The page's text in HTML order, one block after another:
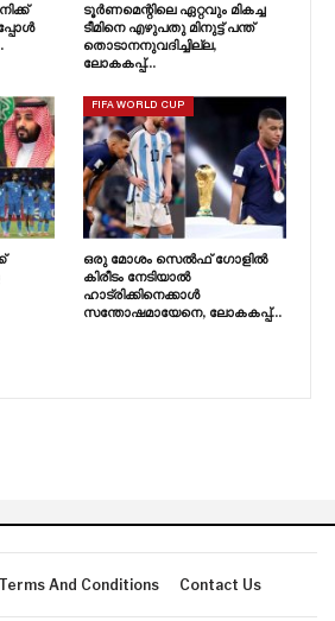
ടൂർണമെന്റിലെ ഏറ്റവും മികച്ച
ടീമിനെ എഴുപതു മിനുട്ട് പന്ത്
തൊടാനനുവദിച്ചില്ല,
ലോകകപ്പ്…
FIFA WORLD CUP
ഒരു മോശം സെൽഫ് ഗോളിൽ
കിരീടം നേടിയാൽ
ഹാട്രിക്കിനെക്കാൾ
സന്തോഷമായേനെ, ലോകകപ്പ്…
Terms And Conditions Contact Us